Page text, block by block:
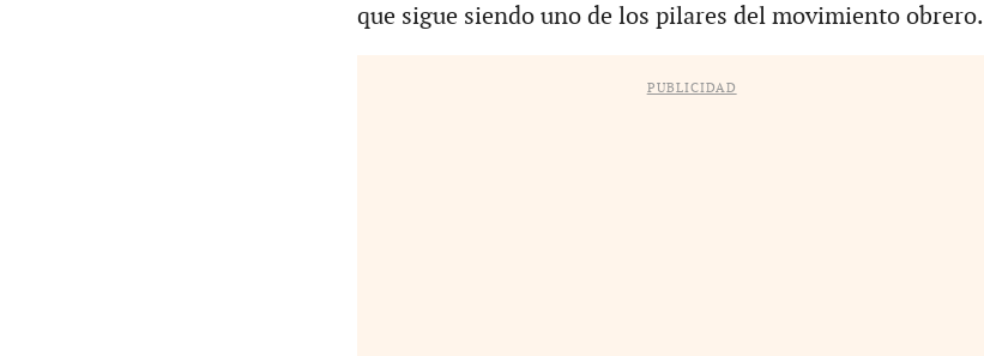
que sigue siendo uno de los pilares del movimiento obrero.
PUBLICIDAD